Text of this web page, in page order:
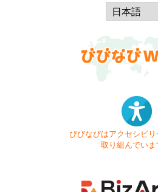
びびなびはアクセシビ
取り組んでいま